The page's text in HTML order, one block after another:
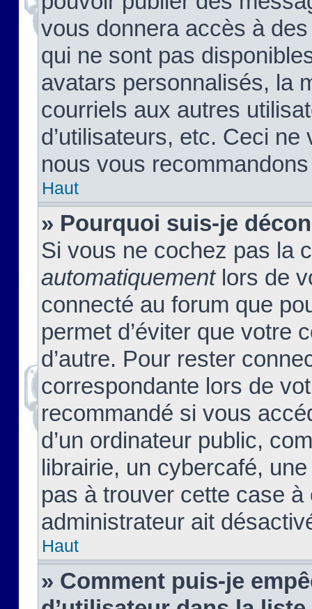
vous donnera accès à
qui ne sont pas
avatars personnalisés, la
courriels aux autres
d’utilisateurs, etc. Ceci
nous vous
Haut
» Pourquoi suis-je
Si vous ne cochez pas la
automatiquementlors de
connecté au forum que
permet d’éviter que votre
d’autre. Pour rester
correspondante lors de
recommandé si vous
d’un ordinateur public,
librairie, un cybercafé,
pas à trouver cette case à
administrateur ait
Haut
» Comment puis-je